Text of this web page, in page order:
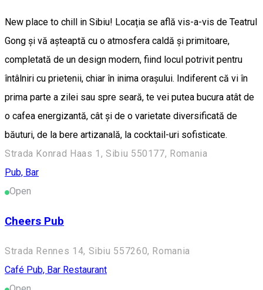
New place to chill in Sibiu! Locația se află vis-a-vis de Teatrul
Gong și vă așteaptă cu o atmosfera caldă și primitoare,
completată de un design modern, fiind locul potrivit pentru
întâlniri cu prietenii, chiar în inima orașului. Indiferent că vi în
prima parte a zilei sau spre seară, te vei putea bucura atât de
o cafea energizantă, cât și de o varietate diversificată de
băuturi, de la bere artizanală, la cocktail-uri sofisticate.
Strada Konrad Haas 1, Sibiu 550177, Romania
Pub, Bar
Open
Cheers Pub
Strada Rennes 14, Sibiu 557260, Romania
Café Pub, Bar Restaurant